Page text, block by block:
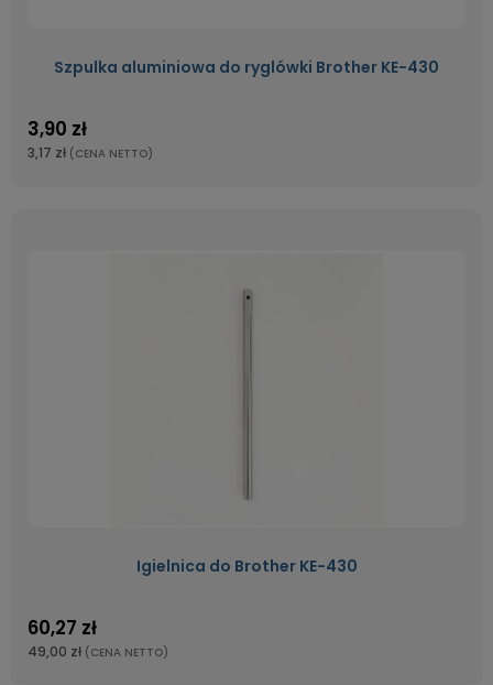
Szpulka aluminiowa do ryglówki Brother KE-430
3,90 zł
3,17 zł (CENA NETTO)
Igielnica do Brother KE-430
60,27 zł
49,00 zł (CENA NETTO)